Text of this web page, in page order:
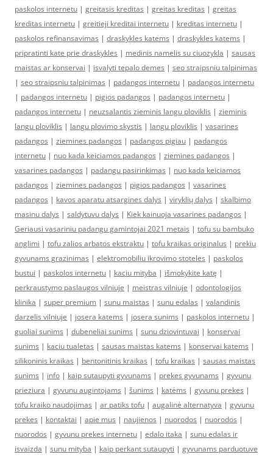
paskolos internetu | greitasis kreditas | greitas kreditas | greitas
kreditas internetu | greitieji kreditai internetu | kreditas internetu |
paskolos refinansavimas | draskykles katems | draskykles katems |
pripratinti kate prie draskykles | medinis namelis su ciuozykla | sausas
maistas ar konservai | isvalyti tepalo demes | seo straipsniu talpinimas
| seo straipsniu talpinimas | padangos internetu | padangos internetu
| padangos internetu | pigios padangos | padangos internetu |
padangos internetu | neuzsalantis zieminis langu ploviklis | zieminis
langu ploviklis | langu plovimo skystis | langu ploviklis | vasarines
padangos | ziemines padangos | padangos pigiau | padangos
internetu | nuo kada keiciamos padangos | ziemines padangos |
vasarines padangos | padangu pasirinkimas | nuo kada keiciamos
padangos | ziemines padangos | pigios padangos | vasarines
padangos | kavos aparatu atsargines dalys | viryklių dalys | skalbimo
masinu dalys | saldytuvu dalys | Kiek kainuoja vasarines padangos |
Geriausi vasariniu padangu gamintojai 2021 metais | tofu su bambuko
anglimi | tofu zalios arbatos ekstraktu | tofu kraikas originalus | prekiu
gyvunams grazinimas | elektromobiliu ikrovimo stoteles | paskolos
bustui | paskolos internetu | kaciu mityba | išmokykite katę |
perkraustymo paslaugos vilniuje | meistras vilniuje | odontologijos
klinika | super premium | sunu maistas | sunu edalas | valandinis
darzelis vilniuje | josera katems | josera sunims | paskolos internetu |
guoliai sunims | dubeneliai sunims | sunu dziovintuvai | konservai
sunims | kaciu tualetas | sausas maistas katems | konservai katems |
silikoninis kraikas | bentonitinis kraikas | tofu kraikas | sausas maistas
sunims | info | kaip sutaupyti gyvunams | prekes gyvunams | gyvunu
prieziura | gyvunu augintojams | šunims | katėms | gyvunu prekes |
tofu kraiko naudojimas | ar patiks tofu | augalinė alternatyva | gyvunu
prekes | kontaktai | apie mus | naujienos | nuorodos | nuorodos |
nuorodos | gyvunu prekes internetu | edalo itaka | sunu edalas ir
isvaizda | sunu mityba | kaip perkant sutaupyti | gyvunams parduotuve